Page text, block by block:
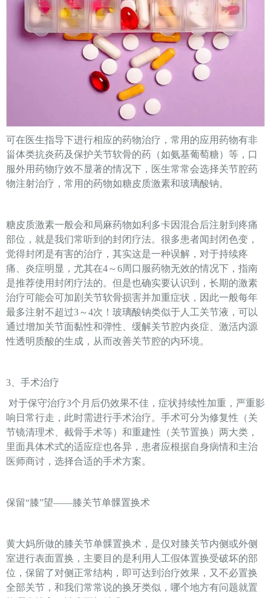
可在医生指导下进行相应的药物治疗，常用的应用药物有非
甾体类抗炎药及保护关节软骨的药（如氨基葡萄糖）等，口
服外用药物疗效不显著的情况下，医生常常会选择关节腔药
物注射治疗，常用的药物如糖皮质激素和玻璃酸钠。
糖皮质激素一般会和局麻药物如利多卡因混合后注射到疼痛
部位，就是我们常听到的封闭疗法。很多患者闻封闭色变，
觉得封闭是有害的治疗，其实这是一种误解，对于持续疼
痛、炎症明显，尤其在4～6周口服药物无效的情况下，指南
是推荐使用封闭疗法的。但是也确实要认识到，长期的激素
治疗可能会可加剧关节软骨损害并加重症状，因此一般每年
最多注射不超过3～4次！玻璃酸钠类似于人工关节液，可以
通过增加关节面黏性和弹性、缓解关节腔内炎症、激活内源
性透明质酸的生成，从而改善关节腔的内环境。
3、手术治疗
对于保守治疗3个月后仍效果不佳，症状持续性加重，严重影
响日常行走，此时需进行手术治疗。手术可分为修复性（关
节镜清理术、截骨手术等）和重建性（关节置换）两大类，
里面具体术式的适应症也各异，患者应根据自身病情和主治
医师商讨，选择合适的手术方案。
保留“膝”望——膝关节单髁置换术
黄大妈所做的膝关节单髁置换术，是仅对膝关节内侧或外侧
室进行表面置换，主要目的是利用人工假体置换受破坏的部
位，保留了对侧正常结构，即可达到治疗效果，又不必置换
全部关节，和我们常常说的换牙类似，哪个地方有问题就置